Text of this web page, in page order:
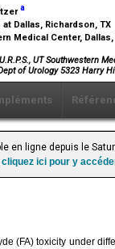
a
Dallas, Richardson, TX
Medical Center, Dallas,
UT Southwestern
of Urology 5323 Harry
en ligne depuis le
cliquez ici pour y
(FA) toxicity under